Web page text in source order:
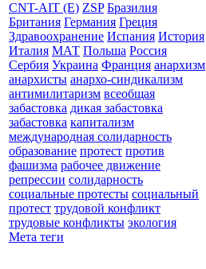
CNT-AIT (E) ZSP Бразилия
Британия Германия Греция
Здравоохранение Испания История
Италия МАТ Польша Россия
Сербия Украина Франция анархизм
анархисты анархо-синдикализм
антимилитаризм всеобщая
забастовка дикая забастовка
забастовка капитализм
международная солидарность
образование протест против
фашизма рабочее движение
репрессии солидарность
социальные протесты социальный
протест трудовой конфликт
трудовые конфликты экология
Мета теги